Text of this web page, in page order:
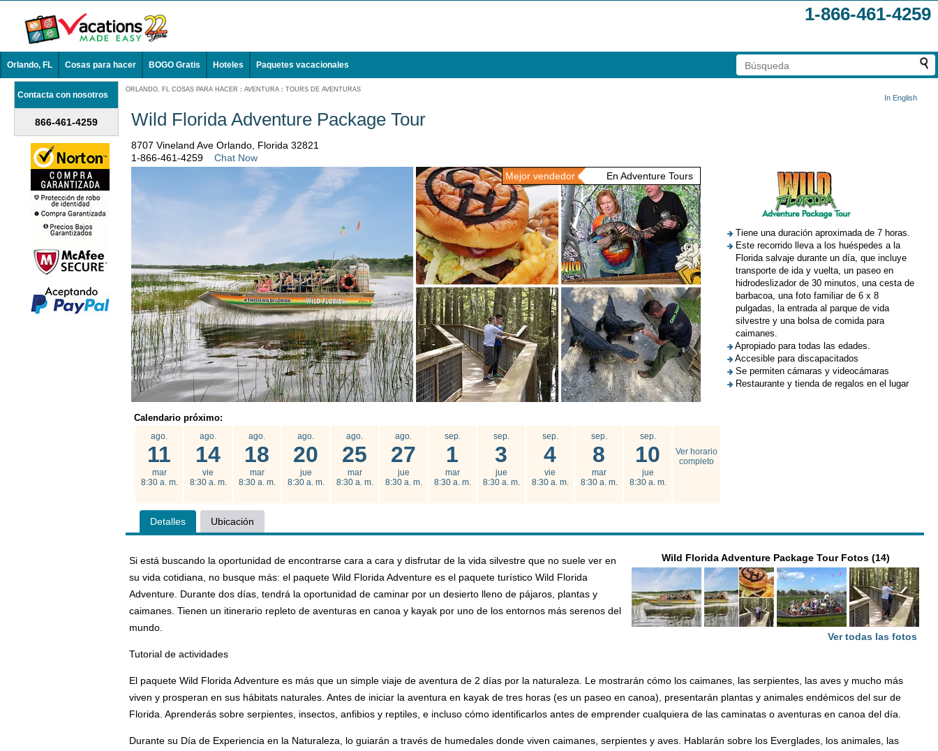
1-866-461-4259
Orlando, FL Cosas para hacer BOGO Gratis Hoteles Paquetes vacacionales
Contacta con nosotros
866-461-4259
ORLANDO, FL COSAS PARA HACER : AVENTURA : TOURS DE AVENTURAS
In English
Wild Florida Adventure Package Tour
8707 Vineland Ave Orlando, Florida 32821
1-866-461-4259
Chat Now
Tiene una duración aproximada de 7 horas.
Este recorrido lleva a los huéspedes a la
Florida salvaje durante un día, que incluye
transporte de ida y vuelta, un paseo en
hidrodeslizador de 30 minutos, una cesta de
barbacoa, una foto familiar de 6 x 8
pulgadas, la entrada al parque de vida
silvestre y una bolsa de comida para
caimanes.
Apropiado para todas las edades.
Accesible para discapacitados
Se permiten cámaras y videocámaras
Restaurante y tienda de regalos en el lugar
Mejor vendedor n.º 1 En Adventure Tours
Calendario próximo:
ago.
11
mar
8:30 a. m.
ago.
14
vie
8:30 a. m.
ago.
18
mar
8:30 a. m.
ago.
20
jue
8:30 a. m.
ago.
25
mar
8:30 a. m.
ago.
27
jue
8:30 a. m.
sep.
1
mar
8:30 a. m.
sep.
3
jue
8:30 a. m.
sep.
4
vie
8:30 a. m.
sep.
8
mar
8:30 a. m.
sep.
10
jue
8:30 a. m.
Ver horario
completo
Detalles Ubicación
Wild Florida Adventure Package Tour Fotos (14)
Ver todas las fotos
Si está buscando la oportunidad de encontrarse cara a cara y disfrutar de la vida silvestre que no suele ver en
su vida cotidiana, no busque más: el paquete Wild Florida Adventure es el paquete turístico Wild Florida
Adventure. Durante dos días, tendrá la oportunidad de caminar por un desierto lleno de pájaros, plantas y
caimanes. Tienen un itinerario repleto de aventuras en canoa y kayak por uno de los entornos más serenos del
mundo.
Tutorial de actividades
El paquete Wild Florida Adventure es más que un simple viaje de aventura de 2 días por la naturaleza. Le mostrarán cómo los caimanes, las serpientes, las aves y mucho más
viven y prosperan en sus hábitats naturales. Antes de iniciar la aventura en kayak de tres horas (es un paseo en canoa), presentarán plantas y animales endémicos del sur de
Florida. Aprenderás sobre serpientes, insectos, anfibios y reptiles, e incluso cómo identificarlos antes de emprender cualquiera de las caminatas o aventuras en canoa del día.
Durante su Día de Experiencia en la Naturaleza, lo guiarán a través de humedales donde viven caimanes, serpientes y aves. Hablarán sobre los Everglades, los animales, las